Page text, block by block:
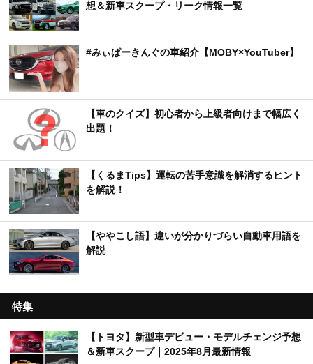
想＆新車スクープ・リーク情報一覧
#みぃぱーきんぐの車紹介【MOBY×YouTuber】
【車のクイズ】初心者から上級者向けまで幅広く
出題！
【くるまTips】運転の苦手意識を解消するヒント
を解説！
【ややこし語】違いが分かりづらい自動車用語を
解説
特集
【トヨタ】新型車デビュー・モデルチェンジ予想
＆新車スクープ｜2025年8月最新情報